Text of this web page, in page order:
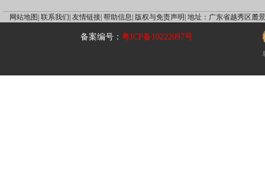
网站地图| 联系我们| 友情链接| 帮助信息| 版权与免责声明| 地址：广东省越秀区麓
备案编号：粤ICP备10222097号